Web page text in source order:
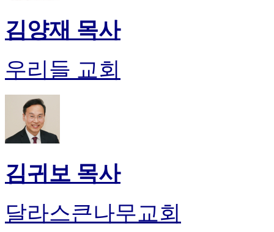
김양재 목사
우리들 교회
김귀보 목사
달라스큰나무교회